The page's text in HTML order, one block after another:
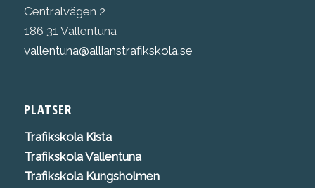
Centralvägen 2
186 31 Vallentuna
vallentuna@allianstrafikskola.se
PLATSER
Trafikskola Kista
Trafikskola Vallentuna
Trafikskola Kungsholmen